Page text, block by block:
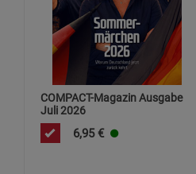
COMPACT-Magazin Ausgabe
Juli 2026
6,95 €